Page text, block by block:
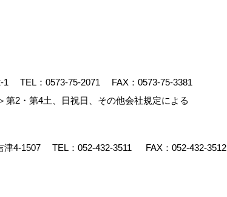
TEL： 0573-75-2071
FAX：0573-75-3381
第2・第4土、日祝日、その他会社規定による
津4-1507 TEL： 052-432-3511 FAX：052-432-3512